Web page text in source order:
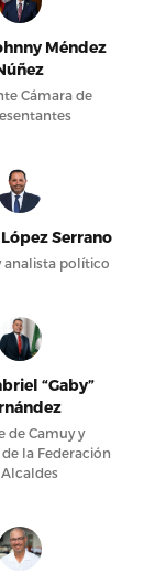
Méndez
Cámara de
Serrano
analista político
“Gaby”
de Camuy y
la Federación